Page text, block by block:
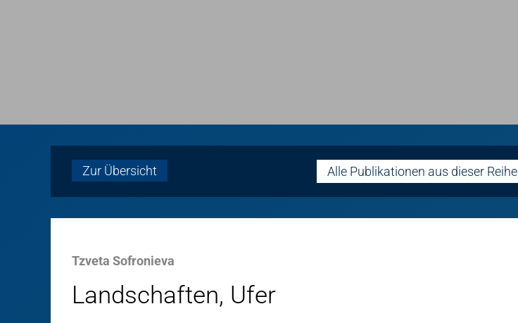
Zur Übersicht Alle Publikationen aus dieser Reihe
Tzveta Sofronieva
Landschaften, Ufer